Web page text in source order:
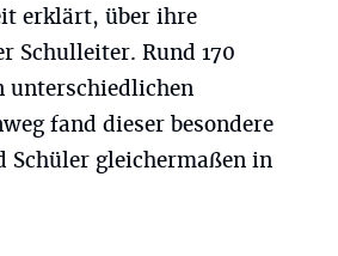
erklärt, über ihre
Schulleiter. Rund 170
unterschiedlichen
fand dieser besondere
gleichermaßen in